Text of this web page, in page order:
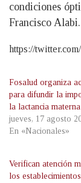
condiciones
Francisco Alabi.
https://
Fosalud organiza
para difundir la
la lactancia materna
jueves, 17 agosto
En «Nacionales»
Verifican atención
los